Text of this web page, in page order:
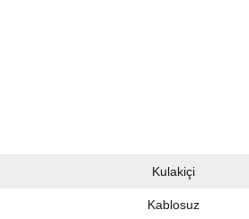
Kulakiçi
Kablosuz